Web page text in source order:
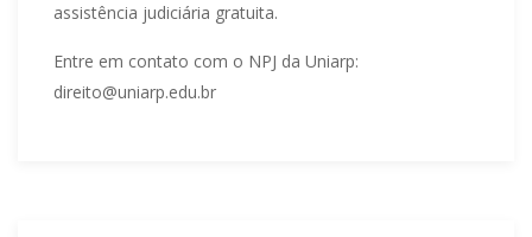
assistência judiciária gratuita.
Entre em contato com o NPJ da Uniarp:
direito@uniarp.edu.br